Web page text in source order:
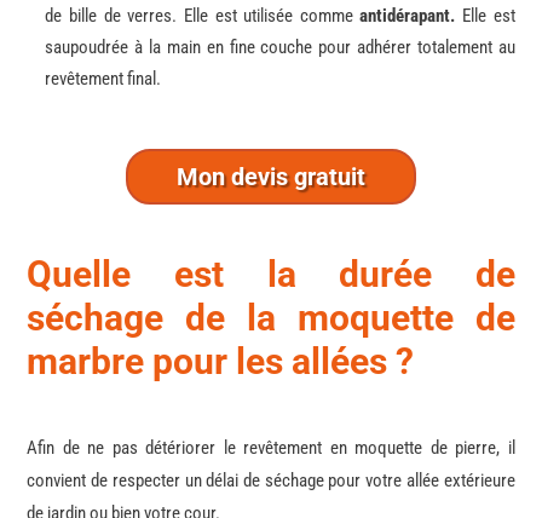
de bille de verres. Elle est utilisée commeantidérapant. Elle est
saupoudrée à la main en fine couche pour adhérer totalement au
revêtement final.
Mon devis gratuit
Quelle est la durée de
séchage de la moquette de
marbre pour les allées ?
Afin de ne pas détériorer le revêtement en moquette de pierre, il
convient de respecter un délai de séchage pour votre allée extérieure
de jardin ou bien votre cour.